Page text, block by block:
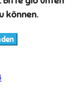
können.